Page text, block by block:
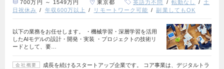
700万円 ～ 1549万円 東京都 英語力不問 転勤なし
土
日祝休み
年収600万以上 リモートワーク可能 副業してもOK
以下の業務をお任せします。 ・機械学習・深層学習を活用
したAIモデルの設計・開発・実装 ・プロジェクトの技術リ
ードとして、要…
会社概要
成長を続けるスタートアップ企業です。 コア事業は、デジタルトラ